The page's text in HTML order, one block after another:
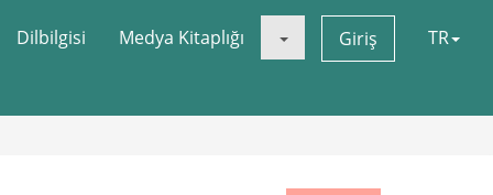
Dilbilgisi Medya Kitaplığı Giriş TR